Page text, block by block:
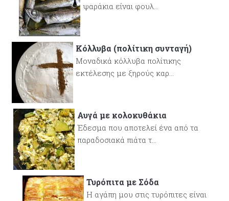
ψαράκια είναι φουλ...
Κόλλυβα (πολίτικη συνταγή)
Μοναδικά κόλλυβα πολίτικης
εκτέλεσης με ξηρούς καρ...
Αυγά με κολοκυθάκια
Έδεσμα που αποτελεί ένα από τα
παραδοσιακά πιάτα τ...
Τυρόπιτα με Σόδα
Η αγάπη μου στις τυρόπιτες είναι